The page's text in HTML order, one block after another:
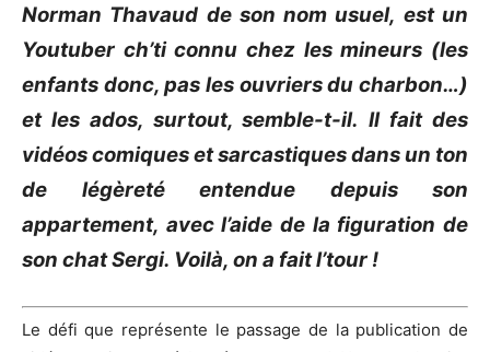
Norman Thavaud de son nom usuel, est un
Youtuber ch’ticonnu chez les mineurs (les
enfants donc, pas les ouvriers du charbon…)
et les ados, surtout, semble-t-il.Il fait des
vidéos comiques et sarcastiques dans un ton
de légèreté entendue depuis son
appartement, avec l’aide de la figuration de
son chatSergi. Voilà, on a fait l’tour !
Le défi que représente le passage de la publication de